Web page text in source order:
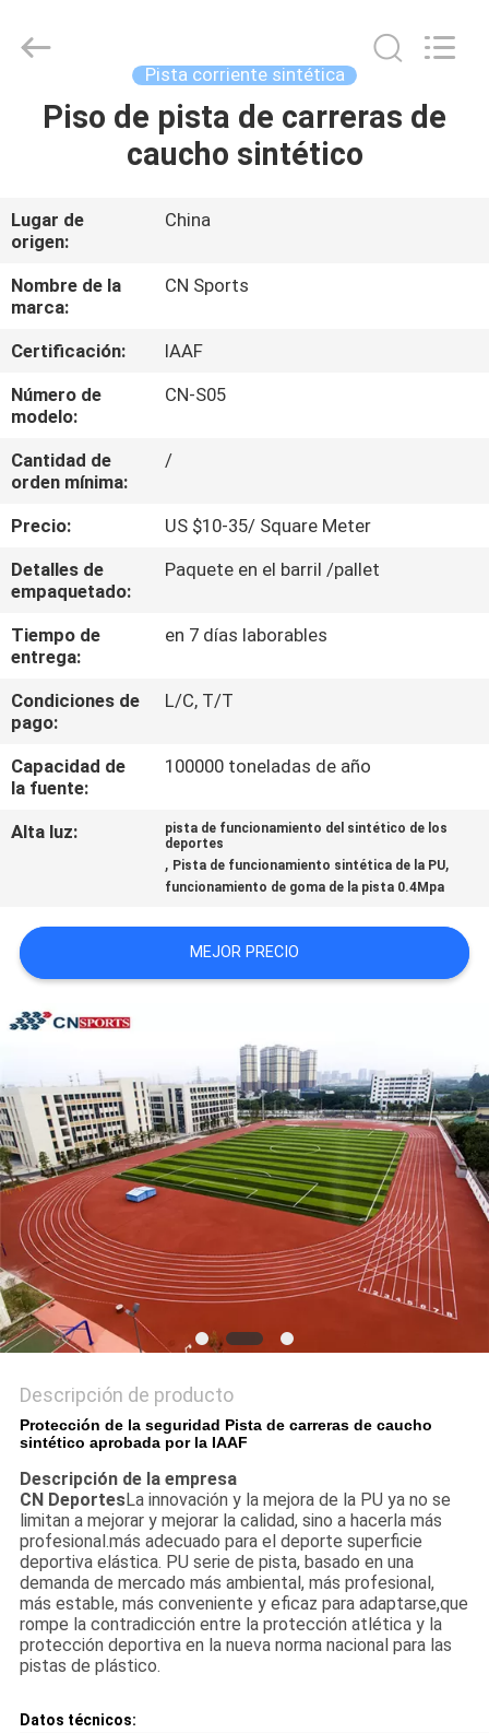
HOGAR
SOBRE
NOSOTROS
VIAJE
DE
FÁBRICA
CONTROL
DE
CALIDAD
ÉNTRENOS
EN
CONTACTO
CON
CITA
MAPA
SITIO
PRIVACY
POLICY
Materials
Pista corriente sintética
Piso de pista de carreras de
caucho sintético
Lugar de
origen:
China
Nombre de la
marca:
CN Sports
Certificación:
IAAF
Número de
modelo:
CN-S05
Cantidad de
orden mínima:
/
Precio:
US $10-35/ Square Meter
Detalles de
empaquetado:
Paquete en el barril /pallet
Tiempo de
entrega:
en 7 días laborables
Condiciones de
pago:
L/C, T/T
Capacidad de
la fuente:
100000 toneladas de año
Alta luz:
pista de funcionamiento del sintético de los
deportes
, Pista de funcionamiento sintética de la PU,
funcionamiento de goma de la pista 0.4Mpa
MEJOR PRECIO
Descripción de producto
Protección de la seguridad Pista de carreras de caucho
sintético aprobada por la IAAF
Descripción de la empresa
CN DeportesLa innovación y la mejora de la PU ya no se
limitan a mejorar y mejorar la calidad, sino a hacerla más
profesional.más adecuado para el deporte superficie
deportiva elástica. PU serie de pista, basado en una
demanda de mercado más ambiental, más profesional,
más estable, más conveniente y eficaz para adaptarse,que
rompe la contradicción entre la protección atlética y la
protección deportiva en la nueva norma nacional para las
pistas de plástico.
Datos técnicos: